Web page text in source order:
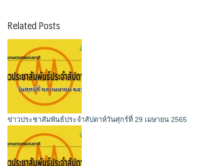
Related Posts
ข่าวประชาสัมพันธ์ประจำสัปดาห์วันศุกร์ที่ 29 เมษายน 2565